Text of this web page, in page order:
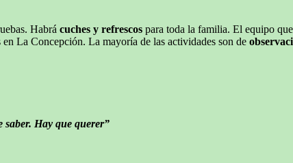
Habrá cuches y refrescos para toda la familia. El equipo
La Concepción. La mayoría de las actividades son de
saber. Hay que querer”